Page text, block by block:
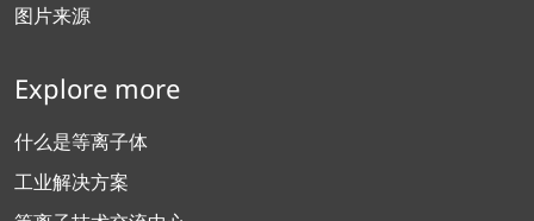
图片来源
Explore more
什么是等离子体
工业解决方案